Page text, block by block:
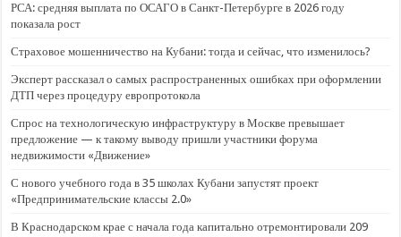
РСА: средняя выплата по ОСАГО в Санкт-Петербурге в 2026 году
показала рост
Страховое мошенничество на Кубани: тогда и сейчас, что изменилось?
Эксперт рассказал о самых распространенных ошибках при оформлении
ДТП через процедуру европротокола
Спрос на технологическую инфраструктуру в Москве превышает
предложение — к такому выводу пришли участники форума
недвижимости «Движение»
С нового учебного года в 35 школах Кубани запустят проект
«Предпринимательские классы 2.0»
В Краснодарском крае с начала года капитально отремонтировали 209